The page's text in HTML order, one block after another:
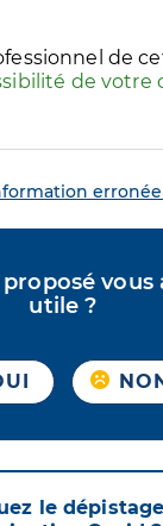
plusieurs
de
de votre
vous
utile ?
le